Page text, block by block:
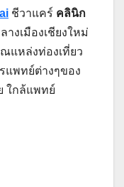
ชีวาแคร์ คลินิก
างเมืองเชียงใหม่
แหล่งท่องเที่ยว
แพทย์ต่างๆของ
ใกล้แพทย์